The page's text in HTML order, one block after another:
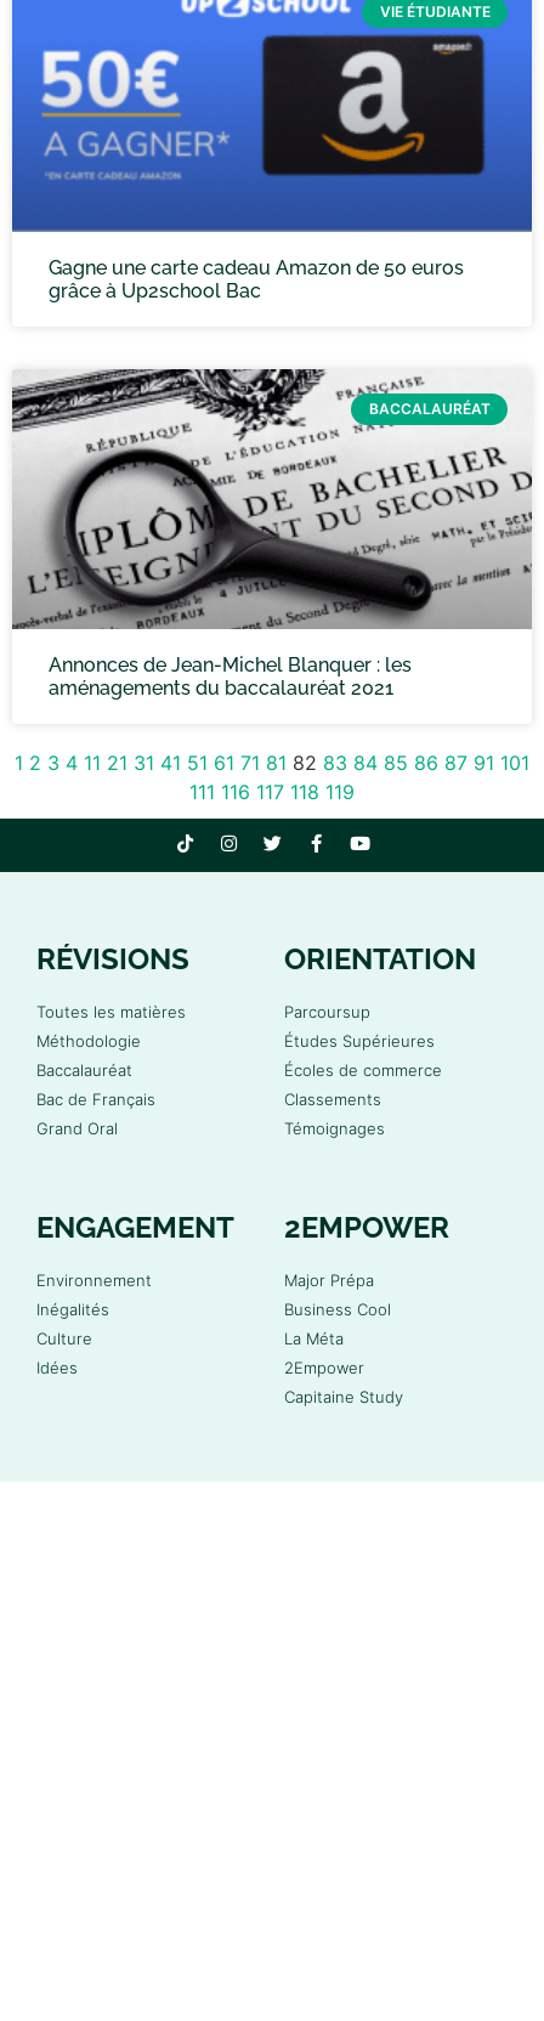
VIE ÉTUDIANTE
Gagne une carte cadeau Amazon de 50 euros
grâce à Up2school Bac
BACCALAURÉAT
Annonces de Jean-Michel Blanquer : les
aménagements du baccalauréat 2021
1 2 3 4 11 21 31 41 51 61 71 81 82 83 84 85 86 87 91 101
111 116 117 118 119
RÉVISIONS
Toutes les matières
Méthodologie
Baccalauréat
Bac de Français
Grand Oral
ORIENTATION
Parcoursup
Études Supérieures
Écoles de commerce
Classements
Témoignages
ENGAGEMENT
Environnement
Inégalités
Culture
Idées
2EMPOWER
Major Prépa
Business Cool
La Méta
2Empower
Capitaine Study